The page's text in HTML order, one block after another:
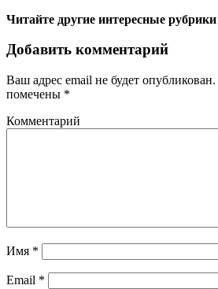
Читайте другие интересные рубрики
Добавить комментарий
Ваш адрес email не будет опубликован.
помечены *
Комментарий
Имя *
Email *